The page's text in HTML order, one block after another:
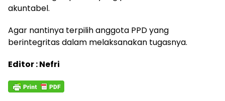
akuntabel.
Agar nantinya terpilih anggota PPD yang
berintegritas dalam melaksanakan tugasnya.
Editor : Nefri